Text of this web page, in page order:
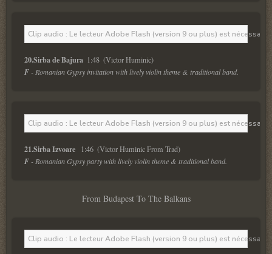
Clip audio : Le lecteur Adobe Flash (version 9 ou plus) est
20.Sirba de Bajura 1:48  (Victor Huminic)
F - Romanian Gypsy invitation with lively violin theme & traditional band.
Clip audio : Le lecteur Adobe Flash (version 9 ou plus) est
21.Sirba Izvoare 1:46  (Victor Huminic From Trad)
F - Romanian Gypsy party with lively violin theme & traditional band.
From Budapest To The Balkans
Clip audio : Le lecteur Adobe Flash (version 9 ou plus) est